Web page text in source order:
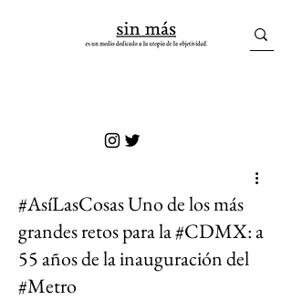
#AsíLasCosas Uno de los más
grandes retos para la #CDMX: a
55 años de la inauguración del
#Metro